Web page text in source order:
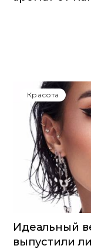
Красота
Идеальный
выпустили